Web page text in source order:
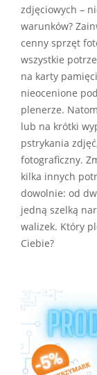
zdjęciowych –
warunków?
cenny sprzęt
wszystkie
na karty
nieocenione
plenerze.
lub na krótki
pstrykania
fotograficzny.
kilka innych
dowolnie: od
jedną szelką
walizek. Który
Ciebie?